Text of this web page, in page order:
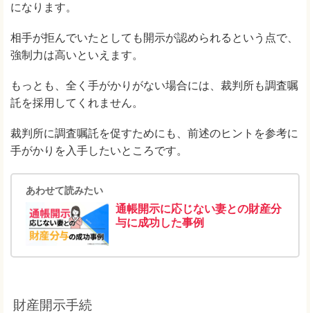
になります。
相手が拒んでいたとしても開示が認められるという点で、
強制力は高いといえます。
もっとも、全く手がかりがない場合には、裁判所も調査嘱
託を採用してくれません。
裁判所に調査嘱託を促すためにも、前述のヒントを参考に
手がかりを入手したいところです。
あわせて読みたい
通帳開示に応じない妻との財産分
与に成功した事例
財産開示手続